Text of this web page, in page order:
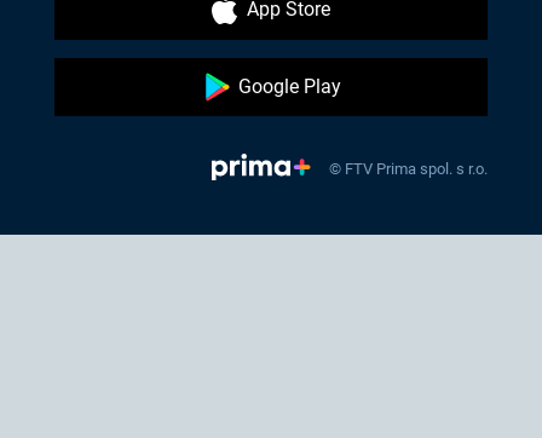
App Store
Google Play
© FTV Prima spol. s r.o.